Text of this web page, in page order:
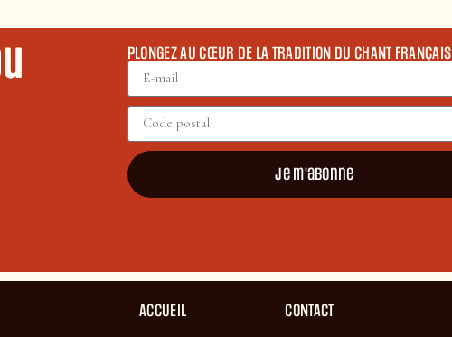
PLONGEZ AU CŒUR DE LA TRADITION DU CHANT FRANÇAIS
Je m'abonne
ACCUEIL CONTACT